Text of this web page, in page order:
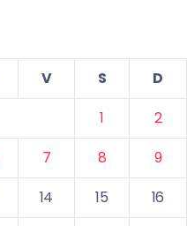
V S
D
1
2
7 8
9
14 15
16